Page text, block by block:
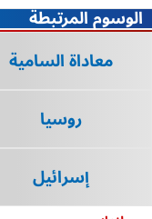
الوسوم المرتبطة
معاداة السامية
روسيا
إسرائيل